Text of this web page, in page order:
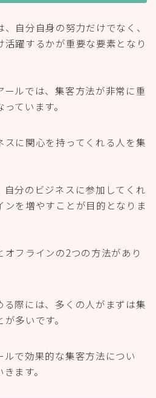
自分自身の努力だけでなく、
躍するかが重要な要素となり
ールでは、集客方法が非常に重
ています。
に関心を持ってくれる人を集
分のビジネスに参加してくれ
ンを増やすことが目的となりま
フラインの2つの方法があり
際には、多くの人がまずは集
多いです。
で効果的な集客方法につい
ます。